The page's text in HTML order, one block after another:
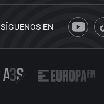
SÍGUENOS EN